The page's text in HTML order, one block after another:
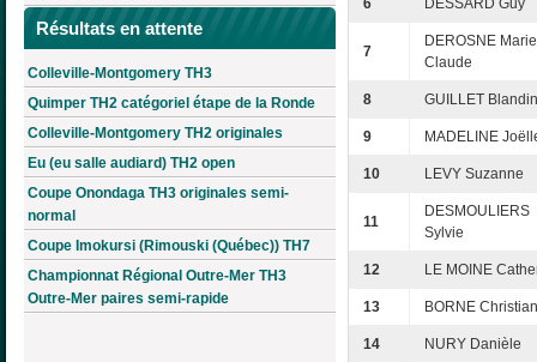
Résultats en attente
Colleville-Montgomery TH3
Quimper TH2 catégoriel étape de la Ronde
Colleville-Montgomery TH2 originales
Eu (eu salle audiard) TH2 open
Coupe Onondaga TH3 originales semi-
normal
Coupe Imokursi (Rimouski (Québec)) TH7
Championnat Régional Outre-Mer TH3
Outre-Mer paires semi-rapide
6 DESSARD Guy
7
DEROSNE
Claude
8 GUILLET
9 MADELINE
10 LEVY Suzanne
11
DESMOULIERS
Sylvie
12 LE MOINE
13 BORNE
14 NURY Danièle